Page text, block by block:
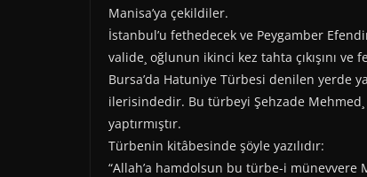
Manisa’ya çekildiler.
İstanbul’u fethedecek ve Peygamber
valide¸ oğlunun ikinci kez tahta çıkışını
Bursa’da Hatuniye Türbesi denilen yerde
ilerisindedir. Bu türbeyi Şehzade
yaptırmıştır.
Türbenin kitâbesinde şöyle yazılıdır:
“Allah’a hamdolsun bu türbe-i münevvere